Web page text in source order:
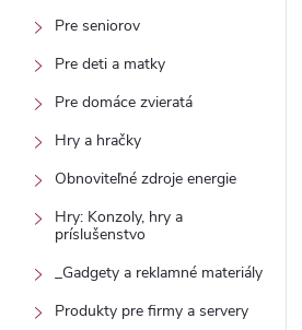
Pre seniorov
Pre deti a matky
Pre domáce zvieratá
Hry a hračky
Obnoviteľné zdroje energie
Hry: Konzoly, hry a
príslušenstvo
_Gadgety a reklamné materiály
Produkty pre firmy a servery